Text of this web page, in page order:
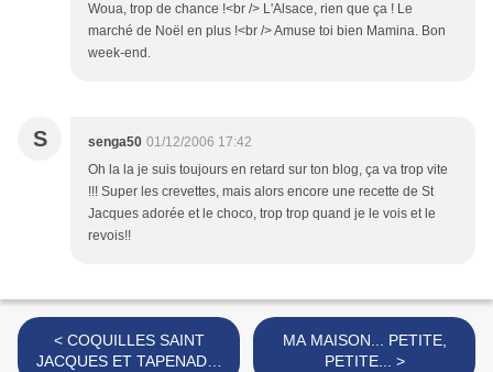
Woua, trop de chance !<br /> L'Alsace, rien que ça ! Le
marché de Noël en plus !<br /> Amuse toi bien Mamina. Bon
week-end.
S senga50 01/12/2006 17:42
Oh la la je suis toujours en retard sur ton blog, ça va trop vite
!!! Super les crevettes, mais alors encore une recette de St
Jacques adorée et le choco, trop trop quand je le vois et le
revois!!
< COQUILLES SAINT
JACQUES ET TAPENADE,
MA MAISON... PETITE,
PETITE... >